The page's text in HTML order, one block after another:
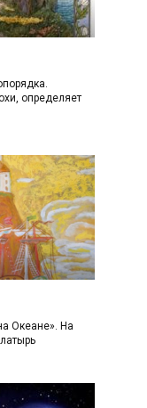
определяет
Океане». На